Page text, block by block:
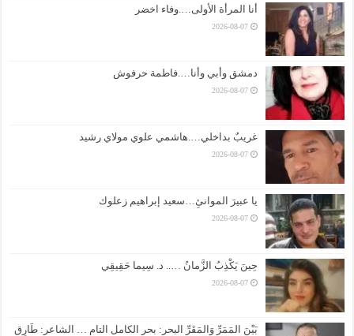
أنا المرأة الأولى….وفاء اخضر
2026-08-07
دمشق وأبي وأنا….فاطمة حرفوش
2026-08-07
غريبٌ بداخلي….هاشمي علوي مولاي رشيد
2026-08-07
يا عبيرَ الموانئِ…سعيد إبراهيم زعلوك
2026-08-07
حِينَ يَكْذِبُ الزَّمانُ ….. د. سِيما حَقِيقِي
2026-08-07
بَيْنَ المَمَرِّ وَالمَقَرِّ البحر: بحر الكامل التام … الشاعر: طَارِق